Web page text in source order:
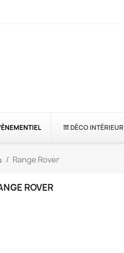
DÉCO INTÉRIEUR
Range Rover
ROVER